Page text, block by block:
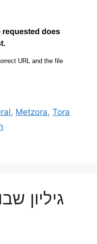
, Metzora,Tora
גיליון